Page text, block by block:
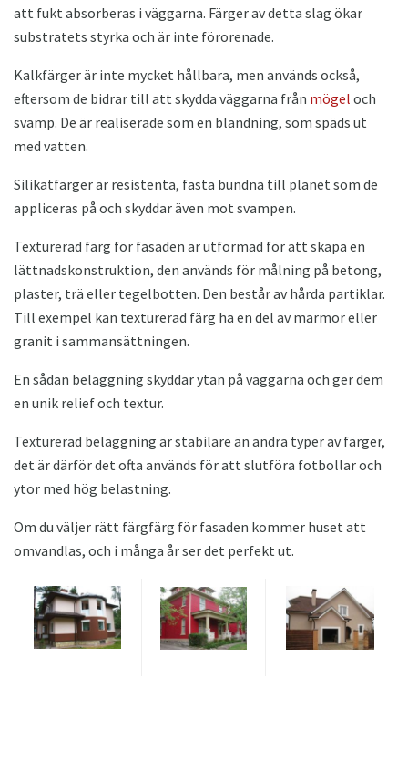
att fukt absorberas i väggarna. Färger av detta slag ökar
substratets styrka och är inte förorenade.
Kalkfärger är inte mycket hållbara, men används också,
eftersom de bidrar till att skydda väggarna från mögel och
svamp. De är realiserade som en blandning, som späds ut
med vatten.
Silikatfärger är resistenta, fasta bundna till planet som de
appliceras på och skyddar även mot svampen.
Texturerad färg för fasaden är utformad för att skapa en
lättnadskonstruktion, den används för målning på betong,
plaster, trä eller tegelbotten. Den består av hårda partiklar.
Till exempel kan texturerad färg ha en del av marmor eller
granit i sammansättningen.
En sådan beläggning skyddar ytan på väggarna och ger dem
en unik relief och textur.
Texturerad beläggning är stabilare än andra typer av färger,
det är därför det ofta används för att slutföra fotbollar och
ytor med hög belastning.
Om du väljer rätt färgfärg för fasaden kommer huset att
omvandlas, och i många år ser det perfekt ut.